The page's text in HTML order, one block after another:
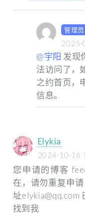
管理员
2025-
@宇阳 发现
法访问了，
之约首页，
信息。
Elykia
2024-10-16
您申请的博客
在，请勿重复申
址elykia@qq.com
找到我